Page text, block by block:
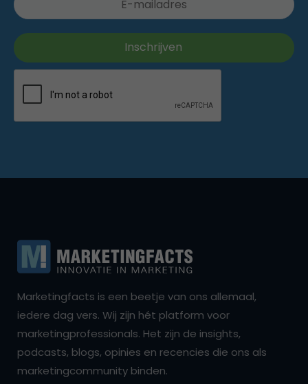
Marketingfacts is een beetje van ons allemaal,
iedere dag vers. Wij zijn hét platform voor
marketingprofessionals. Het zijn de insights,
podcasts, blogs, opinies en recencies die ons als
marketingcommunity binden.